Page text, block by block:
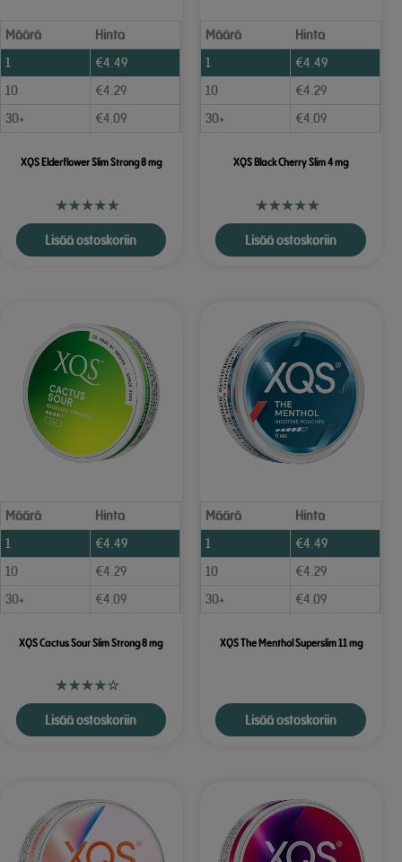
Määrä
Hinta
1
€4.49
10
€4.29
30+
€4.09
XQS Elderflower Slim Strong 8 mg
Lisää ostoskoriin
Määrä
Hinta
1
€4.49
10
€4.29
30+
€4.09
XQS Black Cherry Slim 4 mg
Lisää ostoskoriin
Määrä
Hinta
1
€4.49
10
€4.29
30+
€4.09
XQS Cactus Sour Slim Strong 8 mg
Lisää ostoskoriin
Määrä
Hinta
1
€4.49
10
€4.29
30+
€4.09
XQS The Menthol Superslim 11 mg
Lisää ostoskoriin